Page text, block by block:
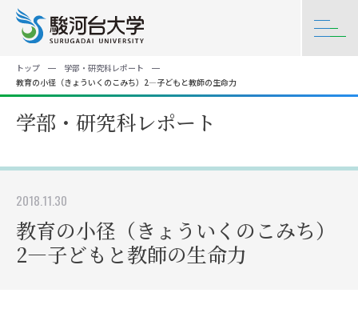
トップ
学部・研究科レポート
教育の小径（きょういくのこみち）2―子どもと教師の生命力
学部・研究科レポート
2018.11.30
教育の小径（きょういくのこみち）
2―子どもと教師の生命力